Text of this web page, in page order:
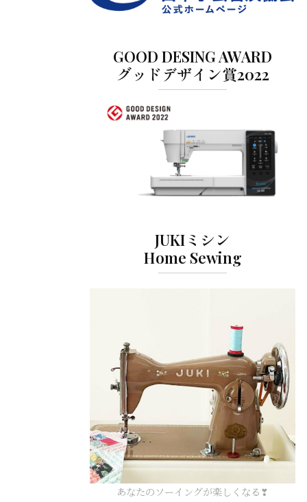
GOOD DESING AWARD
グッドデザイン賞2022
JUKIミシン
Home Sewing
あなたのソーイングが楽しくなる❣